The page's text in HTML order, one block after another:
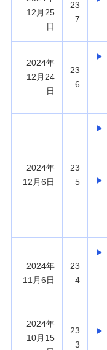
12月25
日
23
7
2024年
12月24
日
23
6
2024年
12月6日
23
5
2024年
11月6日
23
4
2024年
10月15
23
3